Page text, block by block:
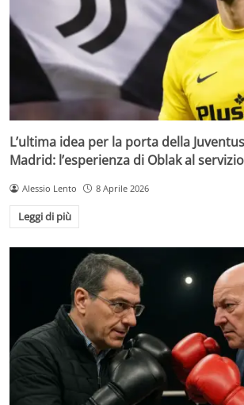
L’ultima idea per la porta della
Madrid: l’esperienza di Oblak al
Alessio Lento 8 Aprile 2026
Leggi di più